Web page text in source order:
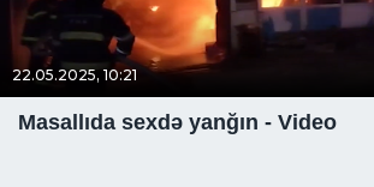
22.05.2025, 10:21
Masallıda sexdə yanğın - Video